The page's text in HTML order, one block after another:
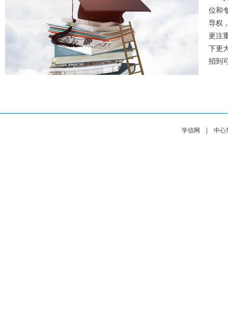
位和
导权
更注
下更
招到
学信网 | 中心